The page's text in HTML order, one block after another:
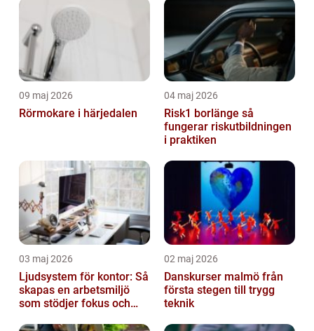
09 maj 2026
Rörmokare i härjedalen
04 maj 2026
Risk1 borlänge så
fungerar riskutbildningen
i praktiken
03 maj 2026
Ljudsystem för kontor: Så
skapas en arbetsmiljö
som stödjer fokus och
02 maj 2026
Danskurser malmö från
första stegen till trygg
teknik